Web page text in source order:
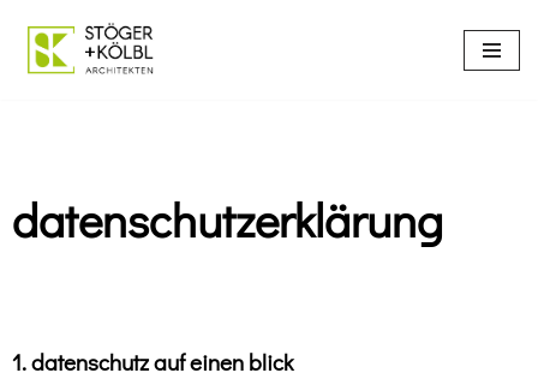
Zum
datenschutzerklärung
1. datenschutz auf einen blick